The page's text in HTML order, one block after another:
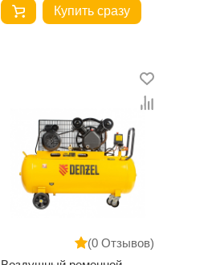
Купить сразу
(0 Отзывов)